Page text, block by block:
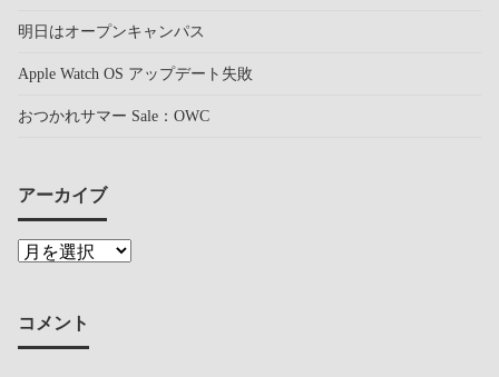
明日はオープンキャンパス
Apple Watch OS アップデート失敗
おつかれサマー Sale：OWC
アーカイブ
コメント